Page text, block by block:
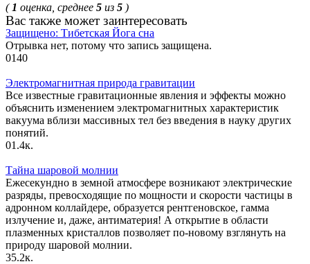
( 1 оценка, среднее 5 из 5 )
Ваc также может заинтересовать
Защищено: Тибетская Йога сна
Отрывка нет, потому что запись защищена.
0140
Электромагнитная природа гравитации
Все известные гравитационные явления и эффекты можно
объяснить изменением электромагнитных характеристик
вакуума вблизи массивных тел без введения в науку других
понятий.
01.4к.
Тайна шаровой молнии
Ежесекундно в земной атмосфере возникают электрические
разряды, превосходящие по мощности и скорости частицы в
адронном коллайдере, образуется рентгеновское, гамма
излучение и, даже, антиматерия! А открытие в области
плазменных кристаллов позволяет по-новому взглянуть на
природу шаровой молнии.
35.2к.